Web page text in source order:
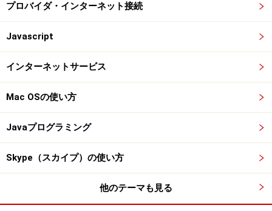
プロバイダ・インターネット接続
Javascript
インターネットサービス
Mac OSの使い方
Javaプログラミング
Skype（スカイプ）の使い方
他のテーマも見る